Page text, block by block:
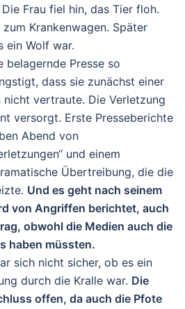
Frau fiel hin, das Tier floh.
Krankenwagen. Später
ein Wolf war.
belagernde Presse so
dass sie zunächst einer
vertraute. Die Verletzung
versorgt. Erste Presseberichte
Abend von
und einem
Übertreibung, die die
Und es geht nach seinem
von Angriffen berichtet, auch
obwohl die Medien auch die
haben müssten.
sich nicht sicher, ob es ein
durch die Kralle war. Die
offen, da auch die Pfote